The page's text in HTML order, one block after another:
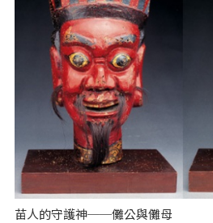
苗人的守護神──儺公與儺母